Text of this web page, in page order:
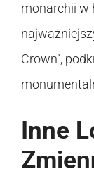
monarchii w
Crown”,
Inne